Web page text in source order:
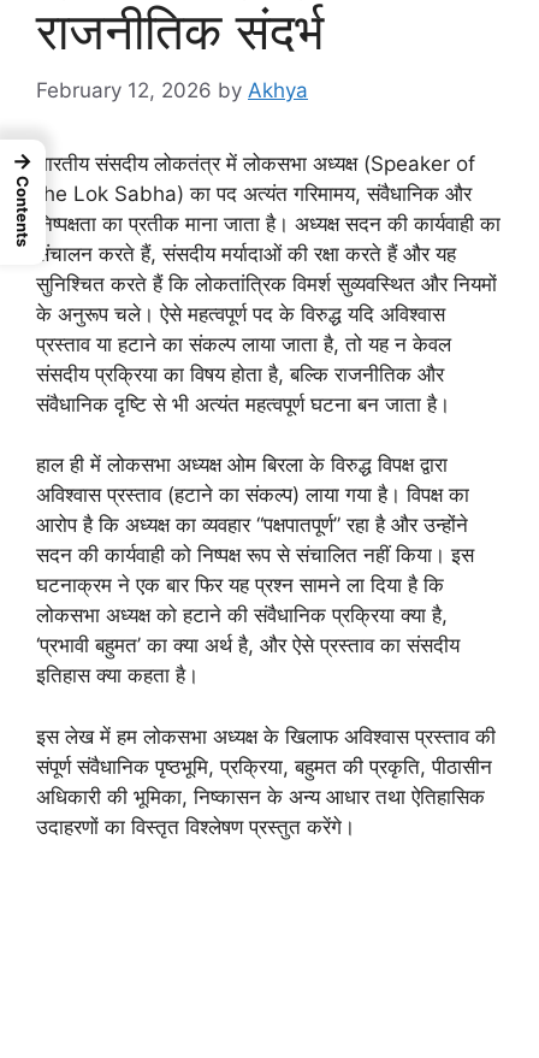
राजनीतिक संदर्भ
February 12, 2026 by Akhya
भारतीय संसदीय लोकतंत्र में लोकसभा अध्यक्ष (Speaker of
the Lok Sabha) का पद अत्यंत गरिमामय, संवैधानिक और
निष्पक्षता का प्रतीक माना जाता है। अध्यक्ष सदन की कार्यवाही का
संचालन करते हैं, संसदीय मर्यादाओं की रक्षा करते हैं और यह
सुनिश्चित करते हैं कि लोकतांत्रिक विमर्श सुव्यवस्थित और नियमों
के अनुरूप चले। ऐसे महत्वपूर्ण पद के विरुद्ध यदि अविश्वास
प्रस्ताव या हटाने का संकल्प लाया जाता है, तो यह न केवल
संसदीय प्रक्रिया का विषय होता है, बल्कि राजनीतिक और
संवैधानिक दृष्टि से भी अत्यंत महत्वपूर्ण घटना बन जाता है।
हाल ही में लोकसभा अध्यक्ष ओम बिरला के विरुद्ध विपक्ष द्वारा
अविश्वास प्रस्ताव (हटाने का संकल्प) लाया गया है। विपक्ष का
आरोप है कि अध्यक्ष का व्यवहार “पक्षपातपूर्ण” रहा है और उन्होंने
सदन की कार्यवाही को निष्पक्ष रूप से संचालित नहीं किया। इस
घटनाक्रम ने एक बार फिर यह प्रश्न सामने ला दिया है कि
लोकसभा अध्यक्ष को हटाने की संवैधानिक प्रक्रिया क्या है,
‘प्रभावी बहुमत’ का क्या अर्थ है, और ऐसे प्रस्ताव का संसदीय
इतिहास क्या कहता है।
इस लेख में हम लोकसभा अध्यक्ष के खिलाफ अविश्वास प्रस्ताव की
संपूर्ण संवैधानिक पृष्ठभूमि, प्रक्रिया, बहुमत की प्रकृति, पीठासीन
अधिकारी की भूमिका, निष्कासन के अन्य आधार तथा ऐतिहासिक
उदाहरणों का विस्तृत विश्लेषण प्रस्तुत करेंगे।
→
Contents